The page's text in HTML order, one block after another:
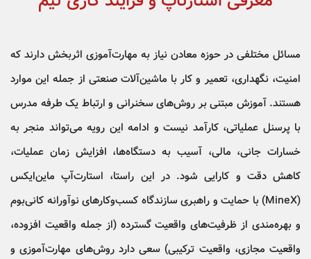
مسائل مختلفی در حوزه معادن نیاز به مهارت‌آموزی اثربخش دارند که
امنیت، نگهداری، تعمیر و کار با ماشین‌‌آلات صنعتی از جمله این موارد
هستند. آموزش مبتنی بر روش‌های سخنرانی و ارتباط یک طرفه مدرس
با پرسنل عملیاتی، کارآمد نیست و ادامه این رویه می‌تواند منجر به
خسارات جانی، مالی، آسیب به دستگاه‌ها، افزایش زمان عملیات،
کاهش دقت و کارایی شود. در این راستا، استارت‌آپ ماین‌ایکس
(MineX) با حمایت و راهبری سازندگاه‌ کسب‌وکارهای نوآورانه کانی‌بوم
و بهره‌مندی از ظرفیت‌‌های واقعیت گسترده (از جمله واقعیت افزوده،
واقعیت مجازی، واقعیت ترکیبی) سعی دارد روش‌های مهارت‌آموزی و